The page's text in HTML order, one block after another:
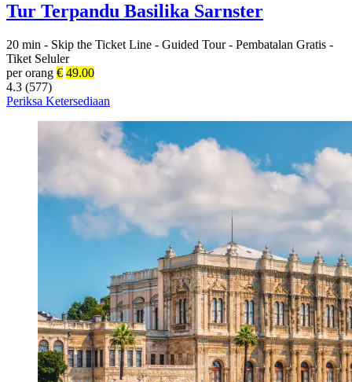
Tur Terpandu Basilika Sarnster
20 min - Skip the Ticket Line - Guided Tour - Pembatalan Gratis -
Tiket Seluler
per orang € 49.00
4.3 (577)
Periksa Ketersediaan